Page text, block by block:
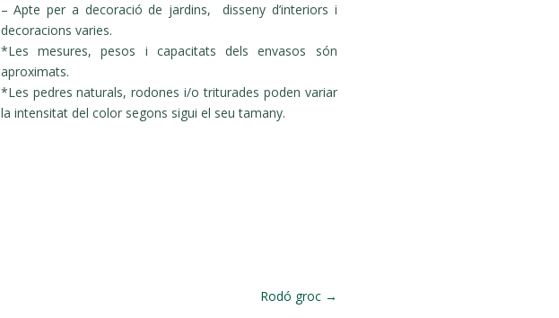
– Apte per a decoració de jardins, disseny d’interiors i
decoracions varies.
*Les mesures, pesos i capacitats dels envasos són
aproximats.
*Les pedres naturals, rodones i/o triturades poden variar
la intensitat del color segons sigui el seu tamany.
Rodó groc→